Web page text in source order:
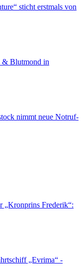
sticht erstmals von
& Blutmond in
nimmt neue Notruf-
„Kronprins Frederik“:
„Evrima“ -